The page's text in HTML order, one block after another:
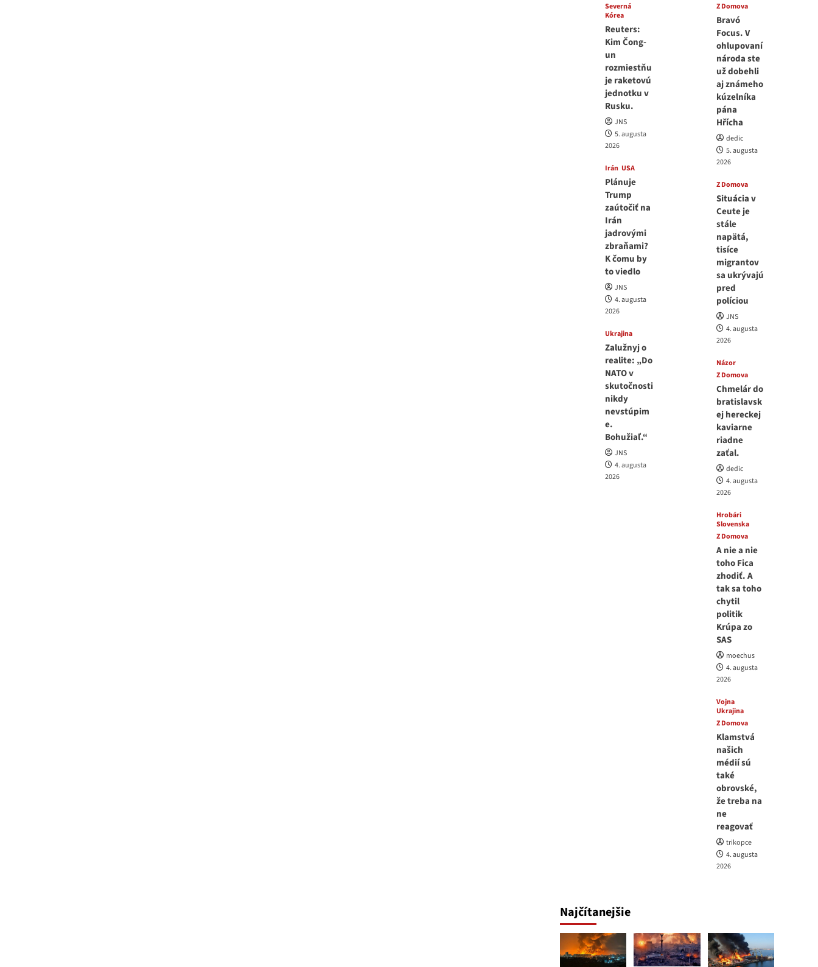
Severná
Kórea
Reuters:
Kim Čong-
un
rozmiestňu
je raketovú
jednotku v
Rusku.
JNS
5. augusta
2026
Irán USA
Plánuje
Trump
zaútočiť na
Irán
jadrovými
zbraňami?
K čomu by
to viedlo
JNS
4. augusta
2026
Ukrajina
Zalužnyj o
realite: „Do
NATO v
skutočnosti
nikdy
nevstúpim
e.
Bohužiaľ.“
JNS
4. augusta
2026
Z Domova
Bravó
Focus. V
ohlupovaní
národa ste
už dobehli
aj známeho
kúzelníka
pána
Hřícha
dedic
5. augusta
2026
Z Domova
Situácia v
Ceute je
stále
napätá,
tisíce
migrantov
sa ukrývajú
pred
políciou
JNS
4. augusta
2026
Názor
Z Domova
Chmelár do
bratislavsk
ej hereckej
kaviarne
riadne
zaťal.
dedic
4. augusta
2026
Hrobári
Slovenska
Z Domova
A nie a nie
toho Fica
zhodiť. A
tak sa toho
chytil
politik
Krúpa zo
SAS
moechus
4. augusta
2026
Vojna
Ukrajina
Z Domova
Klamstvá
našich
médií sú
také
obrovské,
že treba na
ne
reagovať
trikopce
4. augusta
2026
Najčítanejšie